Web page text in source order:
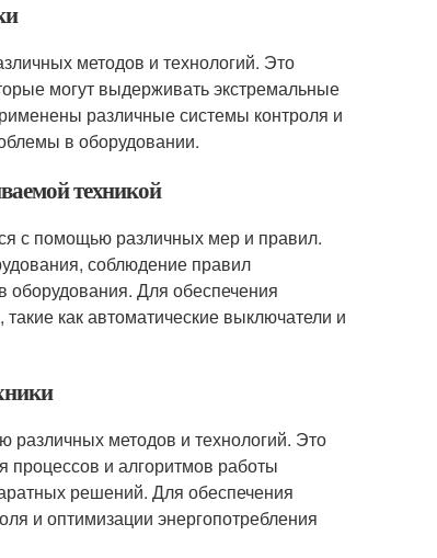
методов и технологий. Это
могут выдерживать экстремальные
различные системы контроля и
в оборудовании.
техникой
с помощью различных мер и правил.
соблюдение правил
оборудования. Для обеспечения
как автоматические выключатели и
различных методов и технологий. Это
процессов и алгоритмов работы
решений. Для обеспечения
и оптимизации энергопотребления